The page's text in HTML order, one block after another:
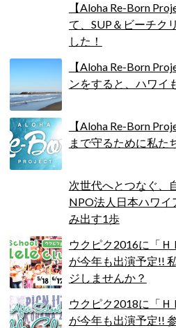
【Aloha Re-Born
て、SUP＆ビーチク
した！
【Aloha Re-Born
ンをすると、ハワイ
【Aloha Re-Born
まで守るために私た
次世代へとつなぐ、
NPO法人日本ハワ
み出す1歩
ウクピク2016に「Ｈ
が今年も出演予定!!
ジしませんか？
ウクピク2018に「Ｈ
が今年も出演予定!!